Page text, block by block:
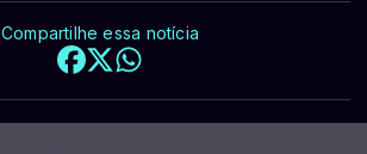
Compartilhe essa notícia